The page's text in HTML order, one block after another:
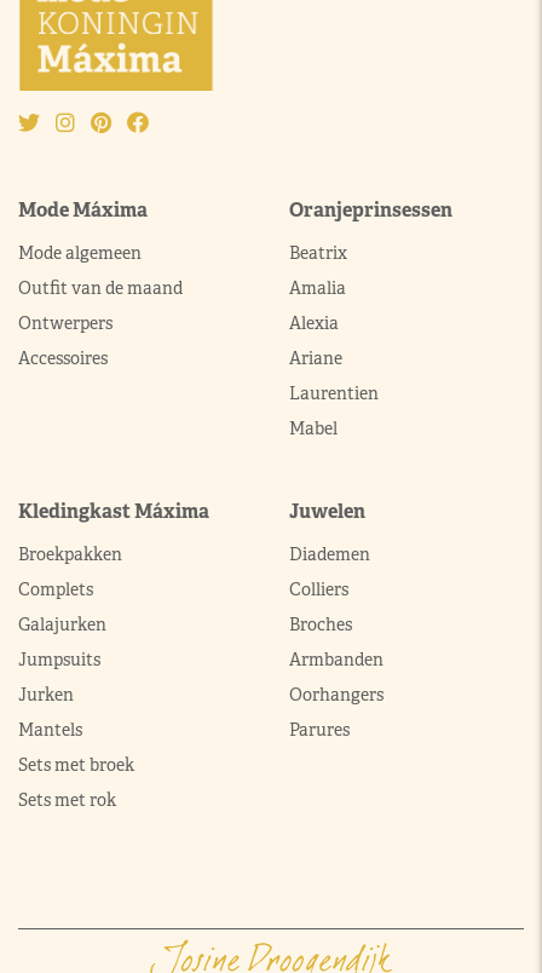
Mode Máxima
Mode algemeen
Outfit van de maand
Ontwerpers
Accessoires
Oranjeprinsessen
Beatrix
Amalia
Alexia
Ariane
Laurentien
Mabel
Kledingkast Máxima
Broekpakken
Complets
Galajurken
Jumpsuits
Jurken
Mantels
Sets met broek
Sets met rok
Juwelen
Diademen
Colliers
Broches
Armbanden
Oorhangers
Parures